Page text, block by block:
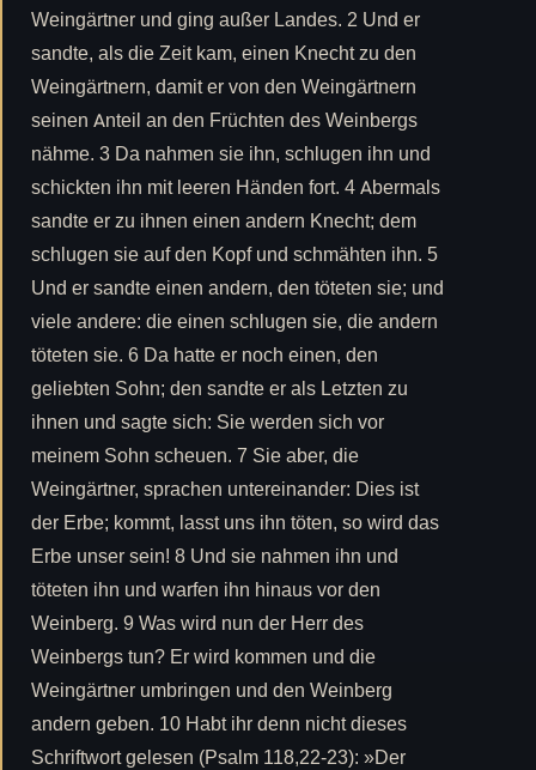
Weingärtner und ging außer Landes. 2 Und er
sandte, als die Zeit kam, einen Knecht zu den
Weingärtnern, damit er von den Weingärtnern
seinen Anteil an den Früchten des Weinbergs
nähme. 3 Da nahmen sie ihn, schlugen ihn und
schickten ihn mit leeren Händen fort. 4 Abermals
sandte er zu ihnen einen andern Knecht; dem
schlugen sie auf den Kopf und schmähten ihn. 5
Und er sandte einen andern, den töteten sie; und
viele andere: die einen schlugen sie, die andern
töteten sie. 6 Da hatte er noch einen, den
geliebten Sohn; den sandte er als Letzten zu
ihnen und sagte sich: Sie werden sich vor
meinem Sohn scheuen. 7 Sie aber, die
Weingärtner, sprachen untereinander: Dies ist
der Erbe; kommt, lasst uns ihn töten, so wird das
Erbe unser sein! 8 Und sie nahmen ihn und
töteten ihn und warfen ihn hinaus vor den
Weinberg. 9 Was wird nun der Herr des
Weinbergs tun? Er wird kommen und die
Weingärtner umbringen und den Weinberg
andern geben. 10 Habt ihr denn nicht dieses
Schriftwort gelesen (Psalm 118,22-23): »Der